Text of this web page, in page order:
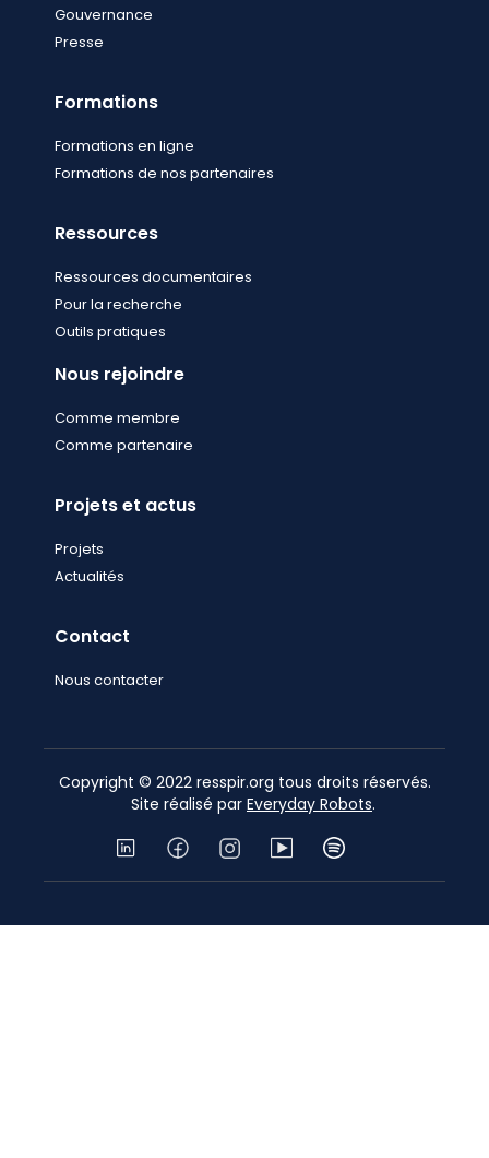
Gouvernance
Presse
Formations
Formations en ligne
Formations de nos partenaires
Ressources
Ressources documentaires
Pour la recherche
Outils pratiques
Nous rejoindre
Comme membre
Comme partenaire
Projets et actus
Projets
Actualités
Contact
Nous contacter
Copyright © 2022 resspir.org tous droits réservés.
Site réalisé par Everyday Robots.